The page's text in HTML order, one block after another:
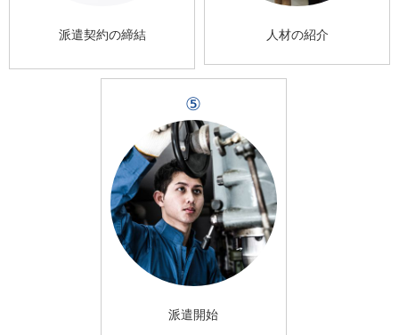
派遣契約の締結 人材の紹介
⑤
派遣開始